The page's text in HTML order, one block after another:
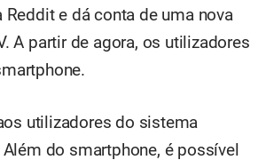
e dá conta de uma nova
A partir de agora, os utilizadores
utilizadores do sistema
do smartphone, é possível